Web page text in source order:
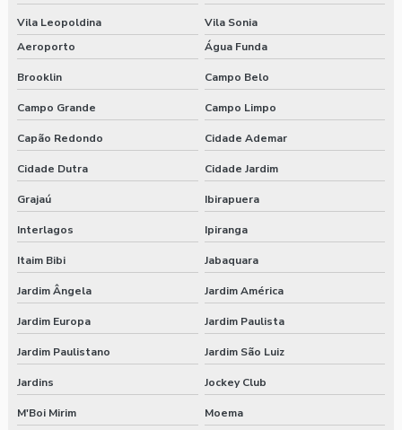
Vila Leopoldina
Vila Sonia
Aeroporto
Água Funda
Brooklin Campo Belo
Campo Grande Campo Limpo
Capão Redondo Cidade Ademar
Cidade Dutra Cidade Jardim
Grajaú Ibirapuera
Interlagos Ipiranga
Itaim Bibi Jabaquara
Jardim Ângela Jardim América
Jardim Europa Jardim Paulista
Jardim Paulistano Jardim São Luiz
Jardins Jockey Club
M'Boi Mirim Moema